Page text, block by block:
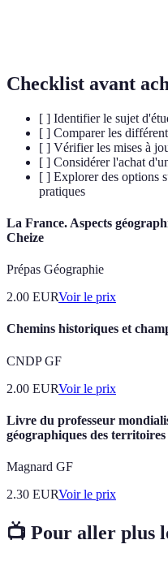
Checklist avant
[ ] Identifier le sujet
[ ] Comparer les
[ ] Vérifier les mises à
[ ] Considérer l'achat
[ ] Explorer des options
pratiques
La France. Aspects
Cheize
Prépas Géographie
2.00 EURVoir le prix
Chemins historiques et
CNDP GF
2.00 EURVoir le prix
Livre du professeur
géographiques des
Magnard GF
2.30 EURVoir le prix
📺 Pour aller plus